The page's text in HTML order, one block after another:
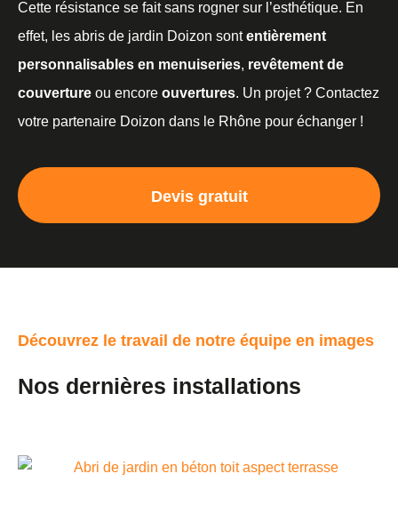
Cette résistance se fait sans rogner sur l’esthétique. En
effet, les abris de jardin Doizon sontentièrement
personnalisables en menuiseries, revêtement de
couverture ou encore ouvertures. Un projet ? Contactez
votre partenaire Doizon dans le Rhône pour échanger !
Devis gratuit
Découvrez le travail de notre équipe en images
Nos dernières installations